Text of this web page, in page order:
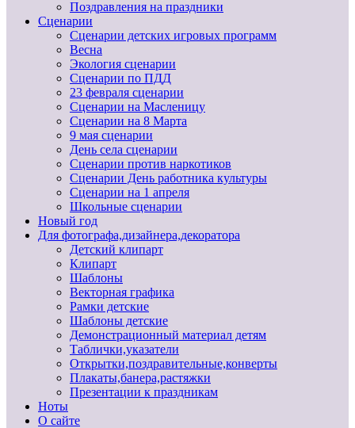
Поздравления на праздники
Сценарии
Сценарии детских игровых программ
Весна
Экология сценарии
Сценарии по ПДД
23 февраля сценарии
Сценарии на Масленицу
Сценарии на 8 Марта
9 мая сценарии
День села сценарии
Сценарии против наркотиков
Сценарии День работника культуры
Сценарии на 1 апреля
Школьные сценарии
Новый год
Для фотографа,дизайнера,декоратора
Детский клипарт
Клипарт
Шаблоны
Векторная графика
Рамки детские
Шаблоны детские
Демонстрационный материал детям
Таблички,указатели
Открытки,поздравительные,конверты
Плакаты,банера,растяжки
Презентации к праздникам
Ноты
О сайте